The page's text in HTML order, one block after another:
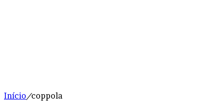
Início/coppola